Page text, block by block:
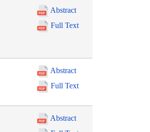
Abstract
Full Text
Abstract
Full Text
Abstract